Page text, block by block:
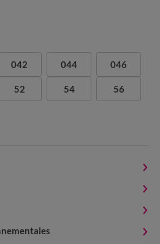
042 044 046
52 54 56